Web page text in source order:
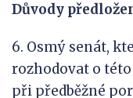
Důvody
6. Osmý senát,
rozhodovat o
při předběžné